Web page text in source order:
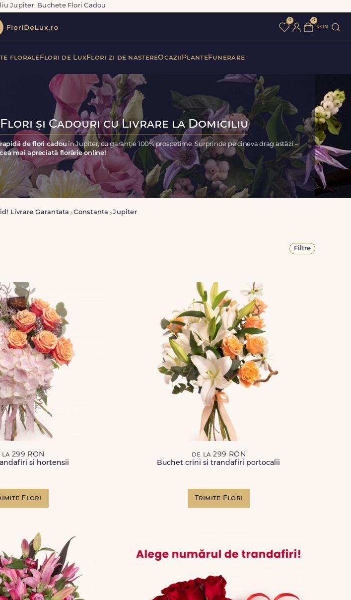
Jupiter. Buchete Flori Cadou
0 0
ron
floraleFlori de LuxFlori zi de nastereOcazii PlanteFunerare
și Cadouri cu Livrare la Domiciliu
de flori cadou în Jupiter, cu garanție 100% prospețime. Surprinde pe cineva drag astăzi –
mai apreciată florărie online!
Livrare Garantata Constanta Jupiter
Filtre
la 299 RON
si hortensii
Flori
de la 299 RON
Buchet crini si trandafiri portocalii
Trimite Flori